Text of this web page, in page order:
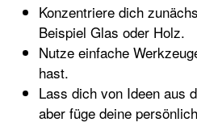
Konzentriere dich
Beispiel Glas oder Holz.
Nutze einfache
hast.
Lass dich von Ideen aus
aber füge deine